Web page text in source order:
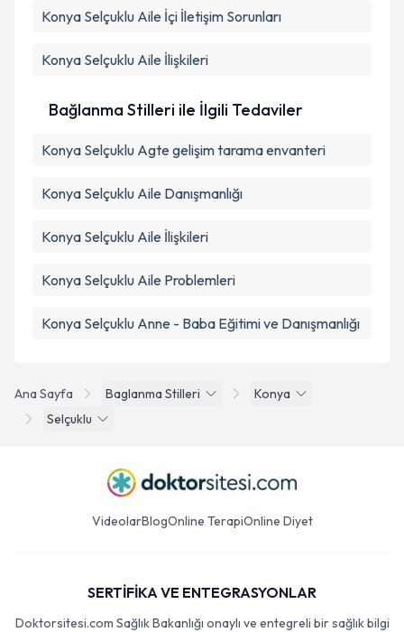
Ana Sayfa Baglanma Stilleri
Konya
Selçuklu
Konya Selçuklu Aile İçi İletişim Sorunları
Konya Selçuklu Aile İlişkileri
Bağlanma Stilleri ile İlgili Tedaviler
Konya Selçuklu Agte gelişim tarama envanteri
Konya Selçuklu Aile Danışmanlığı
Konya Selçuklu Aile İlişkileri
Konya Selçuklu Aile Problemleri
Konya Selçuklu Anne - Baba Eğitimi ve Danışmanlığı
VideolarBlogOnline TerapiOnline Diyet
SERTİFİKA VE ENTEGRASYONLAR
Doktorsitesi.com Sağlık Bakanlığı onaylı ve entegreli bir sağlık bilgi